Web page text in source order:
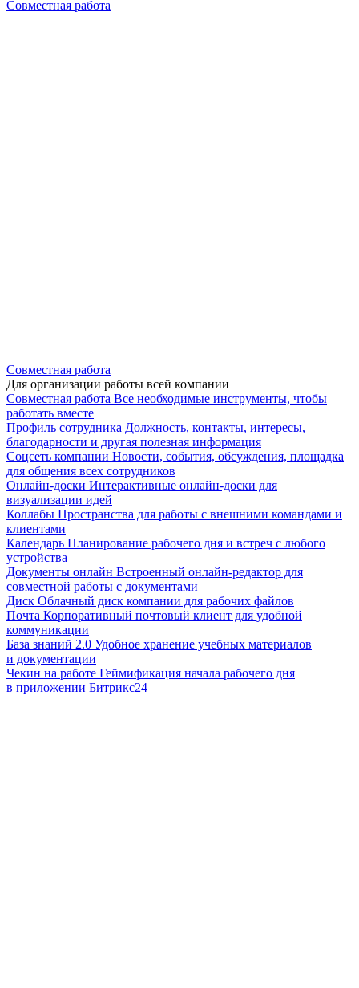
Совместная работа
Совместная работа
Для организации работы всей компании
Совместная работа Все необходимые инструменты, чтобы
работать вместе
Профиль сотрудника Должность, контакты, интересы,
благодарности и другая полезная информация
Соцсеть компании Новости, события, обсуждения, площадка
для общения всех сотрудников
Онлайн-доски Интерактивные онлайн-доски для
визуализации идей
Коллабы Пространства для работы с внешними командами и
клиентами
Календарь Планирование рабочего дня и встреч с любого
устройства
Документы онлайн Встроенный онлайн-редактор для
совместной работы с документами
Диск Облачный диск компании для рабочих файлов
Почта Корпоративный почтовый клиент для удобной
коммуникации
База знаний 2.0 Удобное хранение учебных материалов
и документации
Чекин на работе Геймификация начала рабочего дня
в приложении Битрикс24